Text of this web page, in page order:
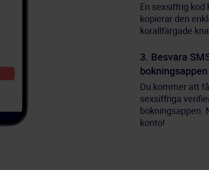
En sexsiffrig
kopierar den
korallfärgade
3. Besvara
bokningsappen
Du kommer att
sexsiffriga
bokningsappen.
konto!